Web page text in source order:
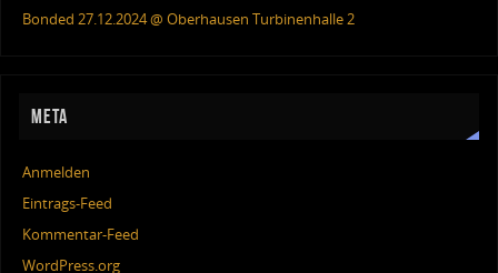
Bonded 27.12.2024 @ Oberhausen Turbinenhalle 2
META
Anmelden
Eintrags-Feed
Kommentar-Feed
WordPress.org